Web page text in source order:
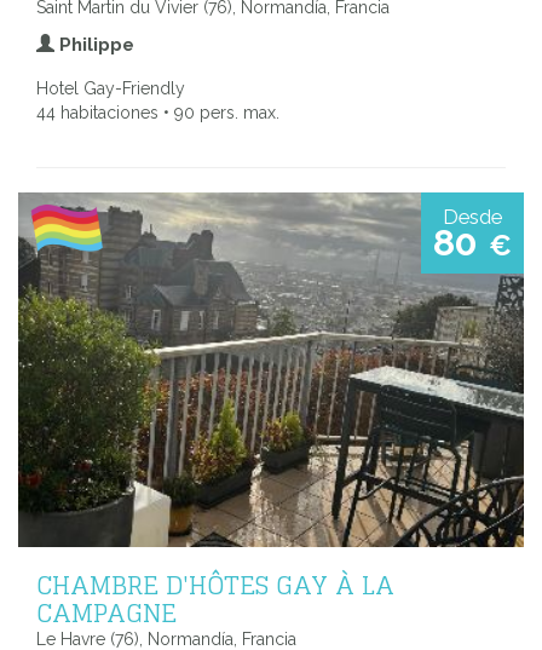
Saint Martin du Vivier (76), Normandía, Francia
Philippe
Hotel Gay-Friendly
44 habitaciones • 90 pers. max.
Desde
80 €
CHAMBRE D'HÔTES GAY À LA
CAMPAGNE
Le Havre (76), Normandía, Francia